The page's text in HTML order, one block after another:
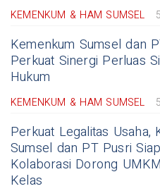
KEMENKUM & HAM SUMSEL
Kemenkum Sumsel dan
Perkuat Sinergi Perluas
Hukum
KEMENKUM & HAM SUMSEL
Perkuat Legalitas Usaha,
Sumsel dan PT Pusri Siap
Kolaborasi Dorong
Kelas